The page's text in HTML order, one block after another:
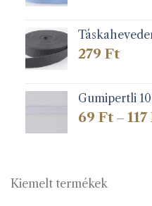
279 Ft
Gumipertli
69 Ft – 117
Kiemelt termékek